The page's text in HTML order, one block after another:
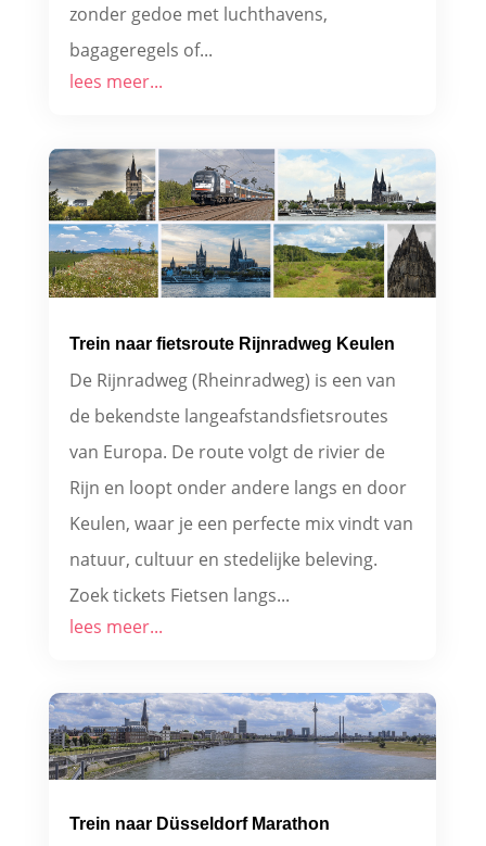
zonder gedoe met luchthavens,
bagageregels of...
lees meer...
Trein naar fietsroute Rijnradweg Keulen
De Rijnradweg (Rheinradweg) is een van
de bekendste langeafstandsfietsroutes
van Europa. De route volgt de rivier de
Rijn en loopt onder andere langs en door
Keulen, waar je een perfecte mix vindt van
natuur, cultuur en stedelijke beleving.
Zoek tickets Fietsen langs...
lees meer...
Trein naar Düsseldorf Marathon